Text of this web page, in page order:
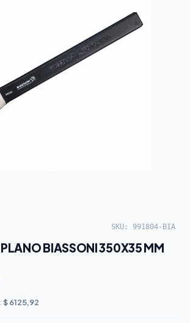
SKU: 991804-BIA
BIASSONI 350X35 MM
$ 6125,92